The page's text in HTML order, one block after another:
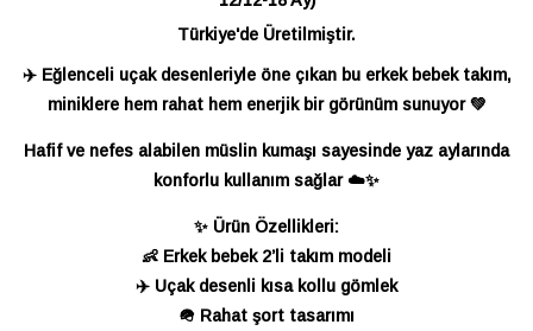
Türkiye'de Üretilmiştir.
✈️ Eğlenceli uçak desenleriyle öne çıkan bu erkek bebek takım,
miniklere hem rahat hem enerjik bir görünüm sunuyor 💚
Hafif ve nefes alabilen müslin kumaşı sayesinde yaz aylarında
konforlu kullanım sağlar ☁️✨
✨ Ürün Özellikleri:
👶 Erkek bebek 2’li takım modeli
✈️ Uçak desenli kısa kollu gömlek
🪖 Rahat şort tasarımı